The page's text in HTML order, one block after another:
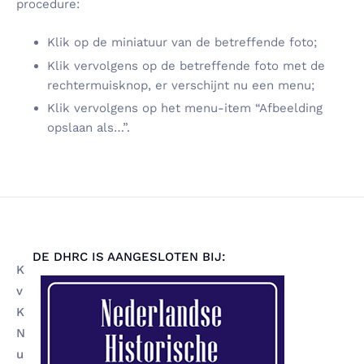
procedure:
Klik op de miniatuur van de betreffende foto;
Klik vervolgens op de betreffende foto met de
rechtermuisknop, er verschijnt nu een menu;
Klik vervolgens op het menu-item “Afbeelding
opslaan als…”.
K
v
K
N
u
DE DHRC IS AANGESLOTEN BIJ: